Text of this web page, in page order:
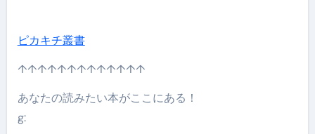
ピカキチ叢書
↑↑↑↑↑↑↑↑↑↑↑↑↑
あなたの読みたい本がここにある！
g: